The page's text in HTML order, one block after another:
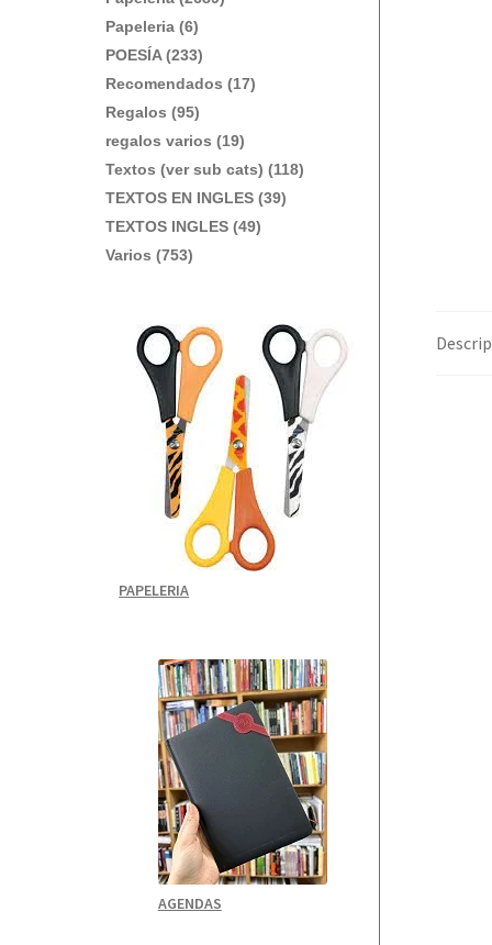
Papeleria (6)
POESÍA (233)
Recomendados (17)
Regalos (95)
regalos varios (19)
Textos (ver sub cats) (118)
TEXTOS EN INGLES (39)
TEXTOS INGLES (49)
Varios (753)
PAPELERIA
AGENDAS